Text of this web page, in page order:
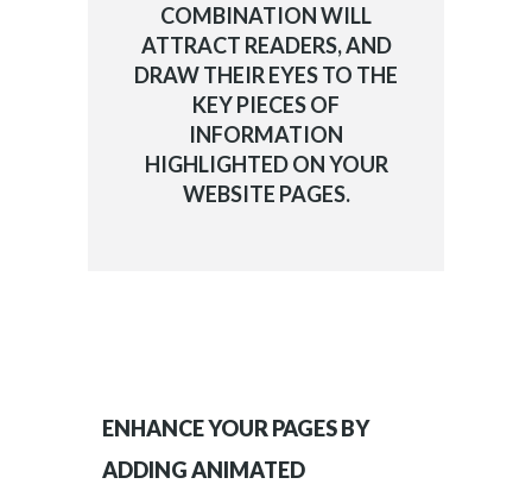
COMBINATION WILL
ATTRACT READERS, AND
DRAW THEIR EYES TO THE
KEY PIECES OF
INFORMATION
HIGHLIGHTED ON YOUR
WEBSITE PAGES.
ENHANCE YOUR PAGES BY
ADDING ANIMATED